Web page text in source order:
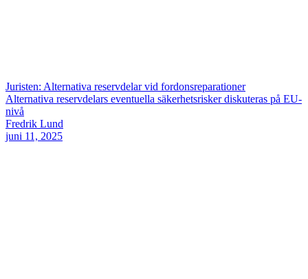
Juristen: Alternativa reservdelar vid fordonsreparationer
Alternativa reservdelars eventuella säkerhetsrisker diskuteras på EU-
nivå
Fredrik Lund
juni 11, 2025